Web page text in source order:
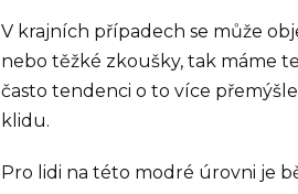
V krajních případech se může
nebo těžké zkoušky, tak máme
často tendenci o to více
klidu.
Pro lidi na této modré úrovni je